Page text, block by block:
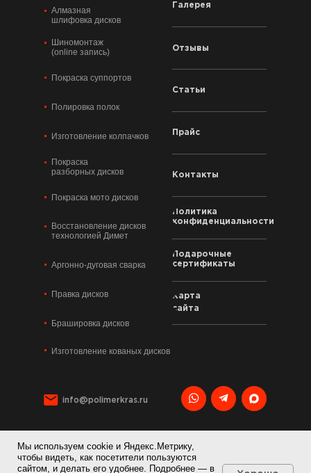
Алмазная
шлифовка дисков
Шиномонтаж
(online запись)
Покраска суппортов
Полировка полок
Изготовление колпачков
Покраска
разборных дисков
Покраска мото дисков
Восстановление дисков
технологией Димет
Аргонно-дуговая сварка
Правка дисков
Брашировка дисков
Изготовление кованых дисков
Галерея
Отзывы
Статьи
Прайс
Контакты
Политика
конфиденциальности
Подарочные
сертификаты
Карта
сайта
info@polimerkras.ru
+7 495 120 21 36
Мы используем cookie и Яндекс.Метрику,
чтобы видеть, как посетители пользуются
сайтом, и делать его удобнее. Подробнее — в